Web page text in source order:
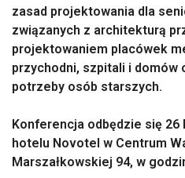
zasad projektowania dla
związanych z architekturą
projektowaniem placówek
przychodni, szpitali i domów
potrzeby osób starszych.
Konferencja odbędzie się
hotelu Novotel w Centrum
Marszałkowskiej 94, w